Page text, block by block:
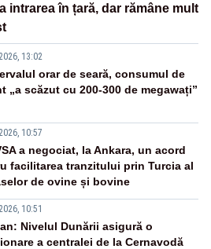
intrarea în țară, dar rămâne mult
13:02
orar de seară, consumul de
„a scăzut cu 200-300 de megawați”
10:57
a negociat, la Ankara, un acord
facilitarea tranzitului prin Turcia al
de ovine și bovine
10:51
Nivelul Dunării asigură o
a centralei de la Cernavodă